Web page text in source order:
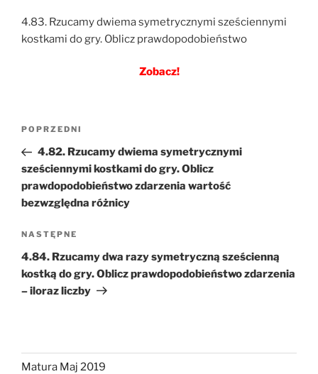
4.83. Rzucamy dwiema symetrycznymi sześciennymi
kostkami do gry. Oblicz prawdopodobieństwo
Zobacz!
Nawigacja
Poprzedni
wpis
POPRZEDNI
4.82. Rzucamy dwiema symetrycznymi
sześciennymi kostkami do gry. Oblicz
prawdopodobieństwo zdarzenia wartość
bezwzględna różnicy
Następny
wpis
NASTĘPNE
4.84. Rzucamy dwa razy symetryczną sześcienną
kostką do gry. Oblicz prawdopodobieństwo zdarzenia
– iloraz liczby
Matura Maj 2019